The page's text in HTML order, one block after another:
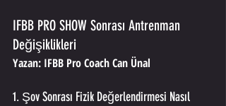
IFBB PRO SHOW Sonrası Antrenman
Değişiklikleri
Yazan: IFBB Pro Coach Can Ünal
1. Şov Sonrası Fizik Değerlendirmesi Nasıl